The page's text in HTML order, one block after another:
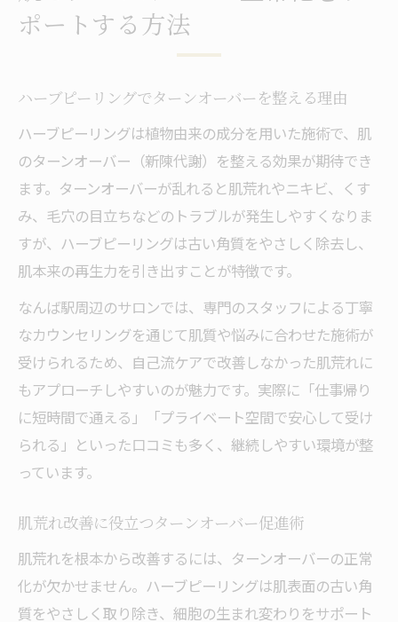
ポートする方法
ハーブピーリングでターンオーバーを整える理由
ハーブピーリングは植物由来の成分を用いた施術で、肌
のターンオーバー（新陳代謝）を整える効果が期待でき
ます。ターンオーバーが乱れると肌荒れやニキビ、くす
み、毛穴の目立ちなどのトラブルが発生しやすくなりま
すが、ハーブピーリングは古い角質をやさしく除去し、
肌本来の再生力を引き出すことが特徴です。
なんば駅周辺のサロンでは、専門のスタッフによる丁寧
なカウンセリングを通じて肌質や悩みに合わせた施術が
受けられるため、自己流ケアで改善しなかった肌荒れに
もアプローチしやすいのが魅力です。実際に「仕事帰り
に短時間で通える」「プライベート空間で安心して受け
られる」といった口コミも多く、継続しやすい環境が整
っています。
肌荒れ改善に役立つターンオーバー促進術
肌荒れを根本から改善するには、ターンオーバーの正常
化が欠かせません。ハーブピーリングは肌表面の古い角
質をやさしく取り除き、細胞の生まれ変わりをサポート